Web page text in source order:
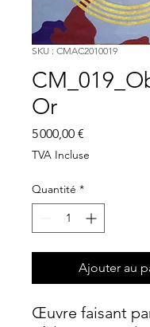
SKU : CMAC2010019
Or
5 000,00 €
TVA Incluse
Quantité *
Ajouter au
Œuvre faisant